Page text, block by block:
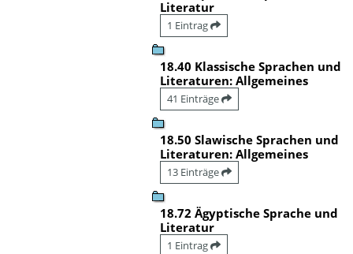
Literatur
1 Eintrag
18.40 Klassische Sprachen und
Literaturen: Allgemeines
41 Einträge
18.50 Slawische Sprachen und
Literaturen: Allgemeines
13 Einträge
18.72 Ägyptische Sprache und
Literatur
1 Eintrag